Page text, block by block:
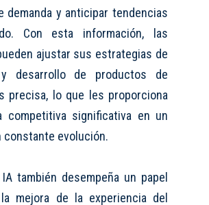
demanda y anticipar tendencias
Con esta información, las
ajustar sus estrategias de
y desarrollo de productos de
precisa, lo que les proporciona
competitiva significativa en un
constante evolución.
también desempeña un papel
mejora de la experiencia del